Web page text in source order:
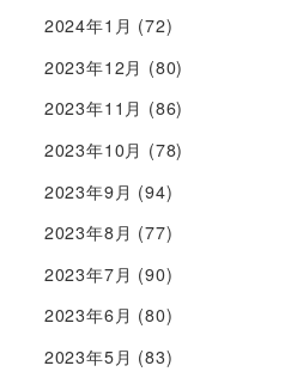
2024年1月 (72)
2023年12月 (80)
2023年11月 (86)
2023年10月 (78)
2023年9月 (94)
2023年8月 (77)
2023年7月 (90)
2023年6月 (80)
2023年5月 (83)